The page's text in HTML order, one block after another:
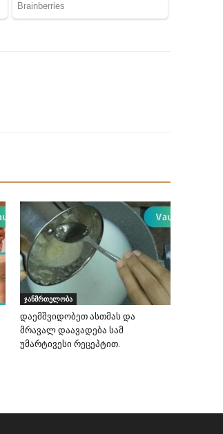
ჯანმრთელობა
დაემშვიდობეთ ასთმას და
მრავალ დაავადება სამ
უმარტივესი რეცეპტით.